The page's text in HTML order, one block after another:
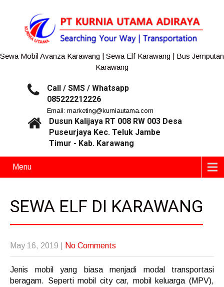
Sewa Mobil Avanza Karawang | Sewa Elf Karawang | Bus Jemputan
Karawang
Call / SMS / Whatsapp
085222212226
Email: marketing@kurniautama.com
Dusun Kalijaya RT 008 RW 003 Desa
Puseurjaya Kec. Teluk Jambe
Timur - Kab. Karawang
Menu
SEWA ELF DI KARAWANG
May 16, 2019 No Comments
Jenis mobil yang biasa menjadi modal transportasi
beragam. Seperti mobil city car, mobil keluarga (MPV),